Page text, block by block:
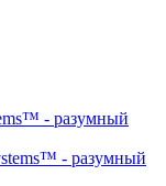
- разумный